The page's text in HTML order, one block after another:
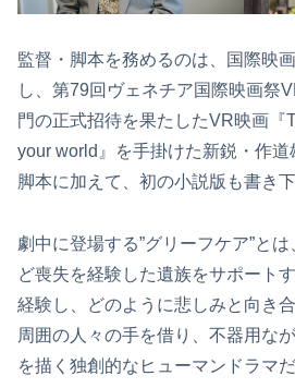
監督・脚本を務めるのは、国際映
し、第79回ヴェネチア国際映画祭
門の正式招待を果たしたVR映画『
your world』を手掛けた新鋭・作
脚本に加えて、初の小説版も書き下
劇中に登場する”グリーフケア”と
ど喪失を経験した遺族をサポート
経験し、どのように悲しみと向き
周囲の人々の手を借り、不器用な
を描く独創的なヒューマンドラマだ